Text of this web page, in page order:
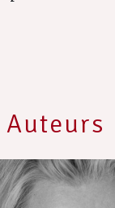
Auteurs